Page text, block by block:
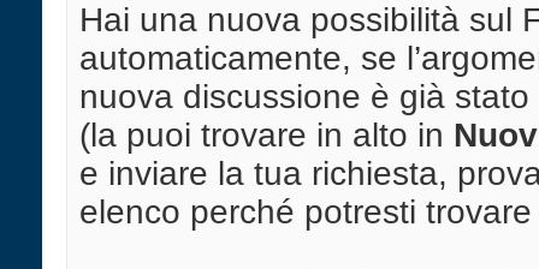
Hai una nuova possibilità sul
automaticamente, se
nuova discussione è già
(la puoi trovare in alto in
e inviare la tua richiesta,
elenco perché potresti